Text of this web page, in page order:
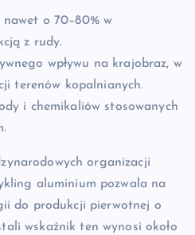
nawet o 70–80% w
z rudy.
wpływu na krajobraz, w
terenów kopalnianych.
i chemikaliów stosowanych
organizacji
aluminium pozwala na
do produkcji pierwotnej o
wskaźnik ten wynosi około